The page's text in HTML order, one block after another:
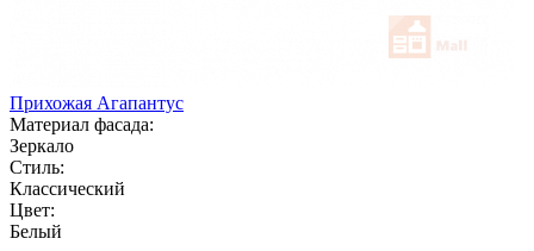
Прихожая Агапантус
Материал фасада:
Зеркало
Стиль:
Классический
Цвет:
Белый